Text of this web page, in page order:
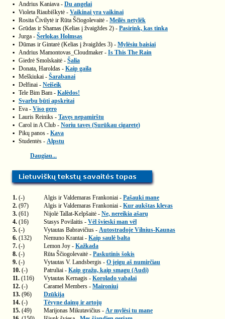
▪ Andrius Kaniava - Du angelai
▪ Violeta Riaubiškytė - Vaikinai yra vaikinai
▪ Rosita Čivilytė ir Rūta Ščiogolevaitė - Meilės netylėk
▪ Grūdas ir Shamas (Kelias į žvaigždes 2) - Pasirink, kas tinka
▪ Jurga - Šerlokas Holmsas
▪ Dūmas ir Gintarė (Kelias į žvaigždes 3) - Mylėsiu baisiai
▪ Andrius Mamontovas_Cloudmaker - Is This The Rain
▪ Giedrė Smolskaitė - Šalia
▪ Donata, Haroldas - Kaip gaila
▪ Meškiukai - Šarabanai
▪ Delfinai - Neišeik
▪ Tele Bim Bam - Kalėdos!
▪ Svarbu būti apskritai
▪ Eva - Viso gero
▪ Lauris Reiniks - Tavęs nepamirštu
▪ Carol in A Club - Noriu tavęs (Surūkau cigaretę)
▪ Pikų panos - Kava
▪ Studentės - Alpstu
Daugiau...
1. (-) Algis ir Valdemaras Frankoniai - Pašauki mane
2. (97) Algis ir Valdemaras Frankoniai - Kur aukštas klevas
3. (61) Nijolė Tallat-Kelpšaitė - Ne, nereikia ašarų
4. (16) Stasys Povilaitis - Vėl švieski man vėl
5. (-) Vytautas Babravičius - Autostradoje Vilnius-Kaunas
6. (132) Nemuno Krantai - Kaip saulė balta
7. (-) Lemon Joy - Kažkada
8. (-) Rūta Ščiogolevaitė - Paskutinis šokis
9. (-) Vytautas V. Landsbergis - O jeigu aš numirčiau
10. (-) Patruliai - Kaip gražu, kaip smagu (Audi)
11. (116) Vytautas Kernagis - Korolado vabalai
12. (-) Caramel Members - Maironiui
13. (96)
Dzūkija
14. (-)
Tėvyne dainų ir artojų
15. (49) Marijonas Mikutavičius - Ar mylėsi tu mane